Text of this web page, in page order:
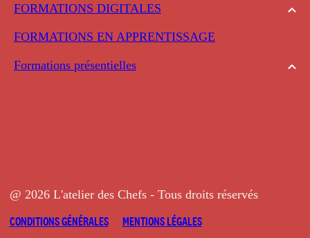
FORMATIONS DIGITALES
FORMATIONS EN APPRENTISSAGE
Formations présentielles
@ 2026 L'atelier des Chefs - Tous droits réservés
CONDITIONS GÉNÉRALES
MENTIONS LÉGALES